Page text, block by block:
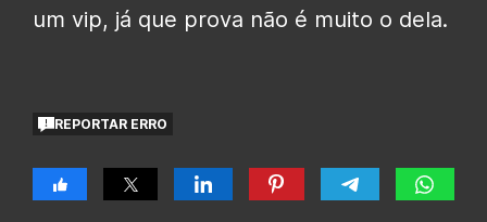
um vip, já que prova não é muito o dela.
REPORTAR ERRO